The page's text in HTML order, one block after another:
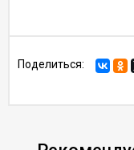
Поделиться: